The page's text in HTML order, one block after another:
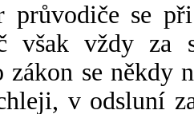
průvodiče se
však vždy za
zákon se někdy
v odsluní